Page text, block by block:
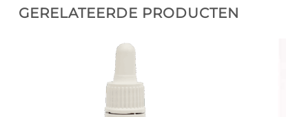
GERELATEERDE PRODUCTEN